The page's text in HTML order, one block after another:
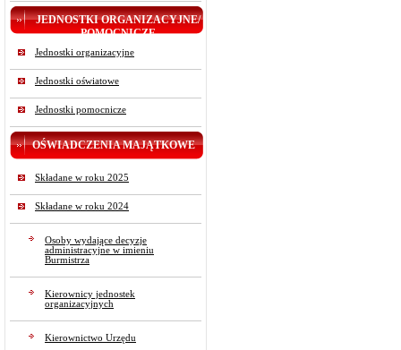
JEDNOSTKI ORGANIZACYJNE/
POMOCNICZE
Jednostki organizacyjne
Jednostki oświatowe
Jednostki pomocnicze
OŚWIADCZENIA MAJĄTKOWE
Składane w roku 2025
Składane w roku 2024
Osoby wydające decyzje
administracyjne w imieniu
Burmistrza
Kierownicy jednostek
organizacyjnych
Kierownictwo Urzędu